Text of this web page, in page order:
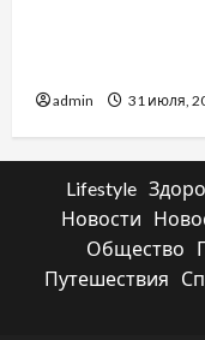
admin 31 июля,
Lifestyle
Новости
Общество
Путешествия